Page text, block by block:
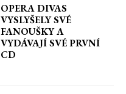
OPERA DIVAS
VYSLYŠELY SVÉ
FANOUŠKY A
VYDÁVAJÍ SVÉ PRVNÍ
CD